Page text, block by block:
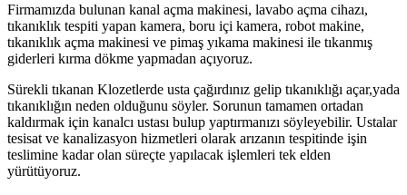
Firmamızda bulunan kanal açma makinesi, lavabo açma cihazı,
tıkanıklık tespiti yapan kamera, boru içi kamera, robot makine,
tıkanıklık açma makinesi ve pimaş yıkama makinesi ile tıkanmış
giderleri kırma dökme yapmadan açıyoruz.
Sürekli tıkanan Klozetlerde usta çağırdınız gelip tıkanıklığı açar,yada
tıkanıklığın neden olduğunu söyler. Sorunun tamamen ortadan
kaldırmak için kanalcı ustası bulup yaptırmanızı söyleyebilir. Ustalar
tesisat ve kanalizasyon hizmetleri olarak arızanın tespitinde işin
teslimine kadar olan süreçte yapılacak işlemleri tek elden
yürütüyoruz.